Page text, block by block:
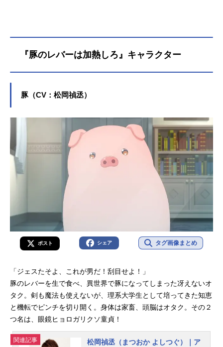
『豚のレバーは加熱しろ』キャラクター
豚（CV：松岡禎丞）
ポスト シェア タグ画像まとめ
「ジェスたそよ、これが男だ！刮目せよ！」
豚のレバーを生で食べ、異世界で豚になってしまった冴えないオ
タク。剣も魔法も使えないが、理系大学生として培ってきた知恵
と機転でピンチを切り開く。身体は家畜、頭脳はオタク。その２
つ名は、眼鏡ヒョロガリクソ童貞！
関連記事
松岡禎丞（まつおか よしつぐ）｜ア